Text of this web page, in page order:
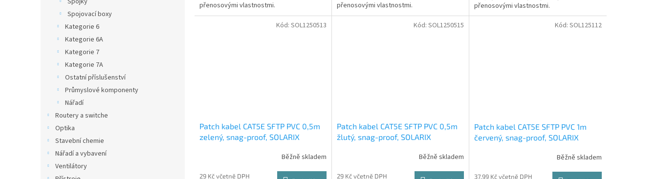
Spojovací boxy
Kategorie 6
Kategorie 6A
Kategorie 7
Kategorie 7A
Ostatní příslušenství
Průmyslové komponenty
Nářadí
Routery a switche
Optika
Stavební chemie
Nářadí a vybavení
Ventilátory
přenosovými vlastnostmi.
přenosovými vlastnostmi.
přenosovými vlastnostmi.
Patch kabel CAT5E SFTP PVC 0,5m
zelený, snag-proof, SOLARIX
Běžně skladem
29 Kč včetně DPH
Kód: SOL1250513
Patch kabel CAT5E SFTP PVC 0,5m
žlutý, snag-proof, SOLARIX
Běžně skladem
29 Kč včetně DPH
Kód: SOL1250515
Patch kabel CAT5E SFTP PVC 1m
červený, snag-proof, SOLARIX
Běžně skladem
37,99 Kč včetně DPH
Kód: SOL125112